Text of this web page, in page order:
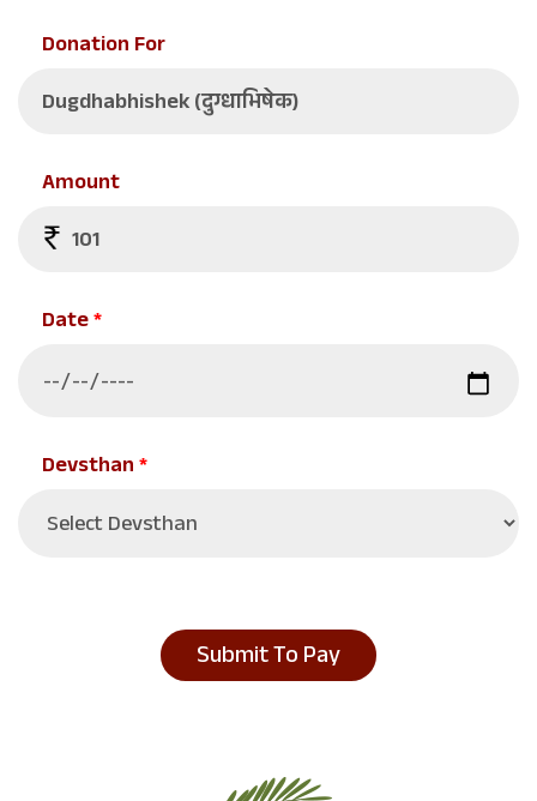
Donation For
Amount
Date*
Devsthan*